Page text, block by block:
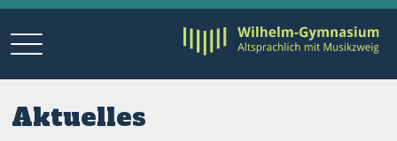
Aktuelles